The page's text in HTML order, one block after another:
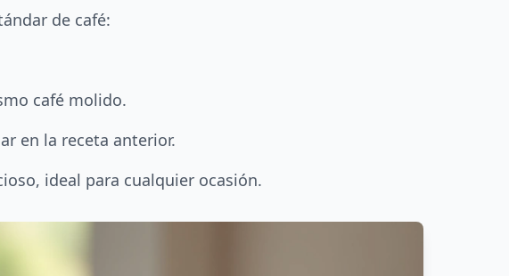
de café:
café molido.
en la receta anterior.
ideal para cualquier ocasión.